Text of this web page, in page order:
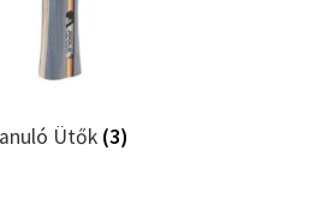
Ütők (3)